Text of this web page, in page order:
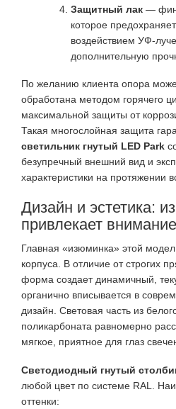
Защитный лак —
которое
воздействием УФ-
дополнительную
По желанию клиента опора
обработана методом горячего
максимальной защиты от
Такая многослойная защита
светильник гнутый LED Park
безупречный внешний вид и
характеристики на протяжении
Дизайн и эстетика:
привлекает внимание
Главная «изюминка» этой
корпуса. В отличие от строгих
форма создает динамичный,
органично вписывается в
дизайн. Световая часть из
поликарбоната равномерно
мягкое, приятное для глаз
Светодиодный гнутый
любой цвет по системе RAL.
оттенки: